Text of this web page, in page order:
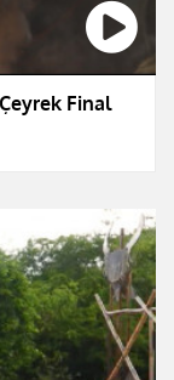
Final